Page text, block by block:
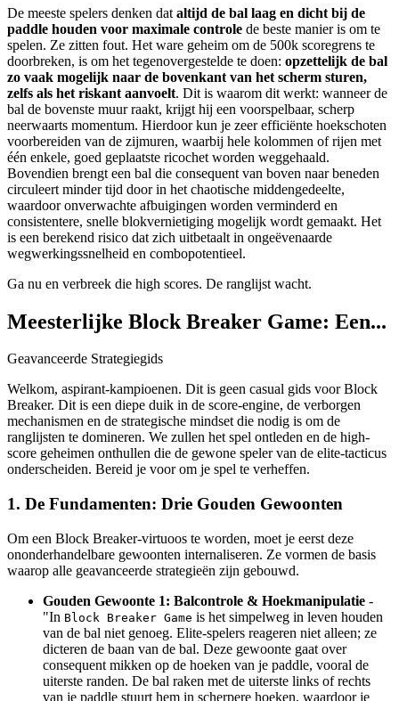
De meeste spelers denken dat altijd de bal laag en dicht bij de
paddle houden voor maximale controle de beste manier is om te
spelen. Ze zitten fout. Het ware geheim om de 500k scoregrens te
doorbreken, is om het tegenovergestelde te doen: opzettelijk de bal
zo vaak mogelijk naar de bovenkant van het scherm sturen,
zelfs als het riskant aanvoelt. Dit is waarom dit werkt: wanneer de
bal de bovenste muur raakt, krijgt hij een voorspelbaar, scherp
neerwaarts momentum. Hierdoor kun je zeer efficiënte hoekschoten
voorbereiden van de zijmuren, waarbij hele kolommen of rijen met
één enkele, goed geplaatste ricochet worden weggehaald.
Bovendien brengt een bal die consequent van boven naar beneden
circuleert minder tijd door in het chaotische middengedeelte,
waardoor onverwachte afbuigingen worden verminderd en
consistentere, snelle blokvernietiging mogelijk wordt gemaakt. Het
is een berekend risico dat zich uitbetaalt in ongeëvenaarde
wegwerkingssnelheid en combopotentieel.
Ga nu en verbreek die high scores. De ranglijst wacht.
Meesterlijke Block Breaker Game: Een...
Geavanceerde Strategiegids
Welkom, aspirant-kampioenen. Dit is geen casual gids voor Block
Breaker. Dit is een diepe duik in de score-engine, de verborgen
mechanismen en de strategische mindset die nodig is om de
ranglijsten te domineren. We zullen het spel ontleden en de high-
score geheimen onthullen die de gewone speler van de elite-tacticus
onderscheiden. Bereid je voor om je spel te verheffen.
1. De Fundamenten: Drie Gouden Gewoonten
Om een Block Breaker-virtuoos te worden, moet je eerst deze
ononderhandelbare gewoonten internaliseren. Ze vormen de basis
waarop alle geavanceerde strategieën zijn gebouwd.
Gouden Gewoonte 1: Balcontrole & Hoekmanipulatie -
"In Block Breaker Game is het simpelweg in leven houden
van de bal niet genoeg. Elite-spelers reageren niet alleen; ze
dicteren de baan van de bal. Deze gewoonte gaat over
consequent mikken op de hoeken van je paddle, vooral de
uiterste randen. De bal raken met de uiterste links of rechts
van je paddle stuurt hem in scherpere hoeken, waardoor je